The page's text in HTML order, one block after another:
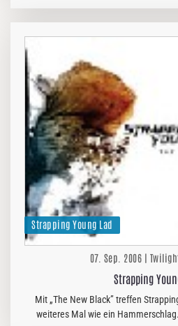
Strapping Young Lad
07. Sep. 2006 |
Strapping
Mit „The New Black” treffen
weiteres Mal wie ein